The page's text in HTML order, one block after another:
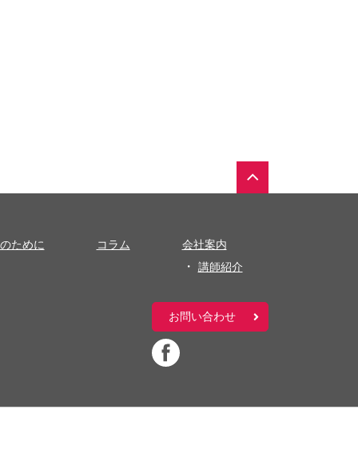
ために コラム
会社案内
講師紹介
お問い合わせ